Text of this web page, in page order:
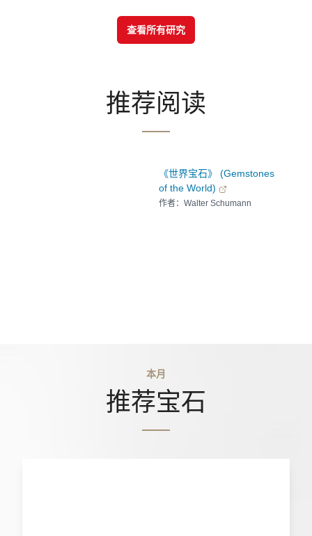
查看所有研究
推荐阅读
《世界宝石》 (Gemstones
of the World)
作者：Walter Schumann
本月
推荐宝石